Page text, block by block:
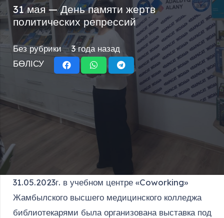
31 мая — День памяти жертв
политических репрессий
Без рубрики
3 года назад
БӨЛІСУ
31.05.2023г. в учебном центре «Coworking»
Жамбылского высшего медицинского колледжа
библиотекарями была организована выставка под